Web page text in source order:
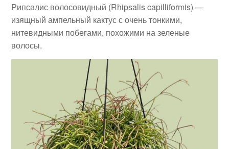
Рипсалис волосовидный (Rhipsalis capilliformis) —
изящный ампельный кактус с очень тонкими,
нитевидными побегами, похожими на зеленые
волосы.